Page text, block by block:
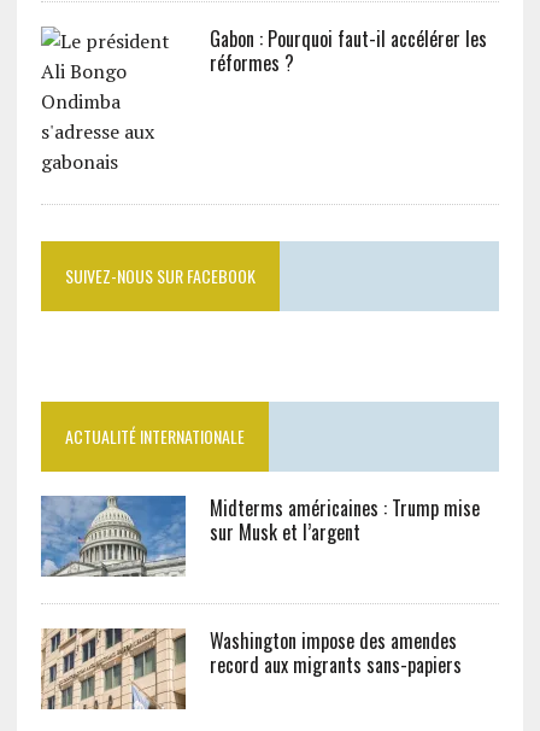
Gabon : Pourquoi faut-il accélérer les
réformes ?
SUIVEZ-NOUS SUR FACEBOOK
ACTUALITÉ INTERNATIONALE
Midterms américaines : Trump mise
sur Musk et l’argent
Washington impose des amendes
record aux migrants sans-papiers